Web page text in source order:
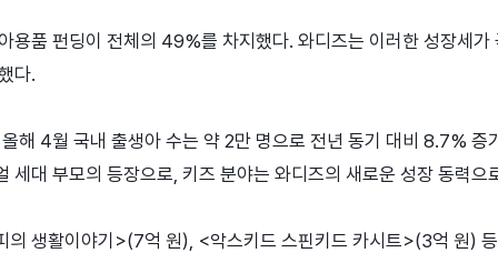
용품 펀딩이 전체의 49%를 차지했다. 와디즈는 이러한 성장세가
다.
해 4월 국내 출생아 수는 약 2만 명으로 전년 동기 대비 8.7% 증
세대 부모의 등장으로, 키즈 분야는 와디즈의 새로운 성장 동력으
의 생활이야기>(7억 원), <악스키드 스핀키드 카시트>(3억 원)